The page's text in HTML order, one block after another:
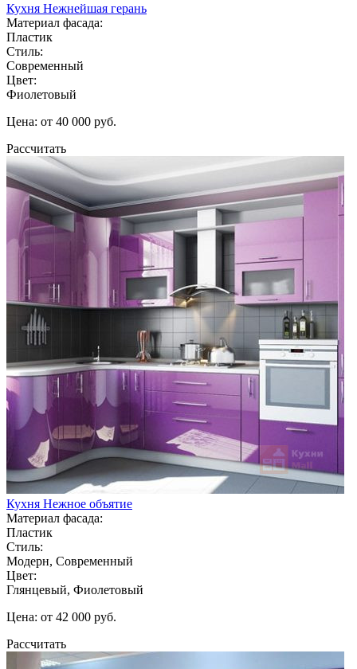
Кухня Нежнейшая герань
Материал фасада:
Пластик
Стиль:
Современный
Цвет:
Фиолетовый
Цена: от 40 000 руб.
Рассчитать
Кухня Нежное объятие
Материал фасада:
Пластик
Стиль:
Модерн, Современный
Цвет:
Глянцевый, Фиолетовый
Цена: от 42 000 руб.
Рассчитать